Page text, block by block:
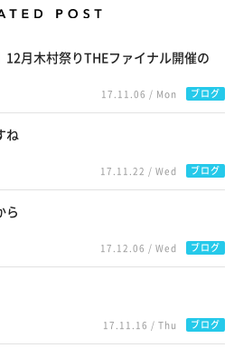
12月木村祭りTHEファイナル開催の
17.11.06 / Mon ブログ
ね
17.11.22 / Wed ブログ
ら
17.12.06 / Wed ブログ
17.11.16 / Thu ブログ